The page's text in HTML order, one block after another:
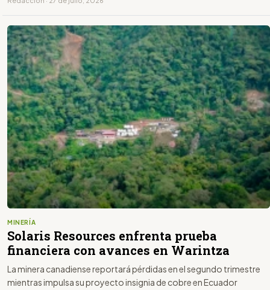
MINERÍA
Solaris Resources enfrenta prueba
financiera con avances en Warintza
La minera canadiense reportará pérdidas en el segundo trimestre
mientras impulsa su proyecto insignia de cobre en Ecuador